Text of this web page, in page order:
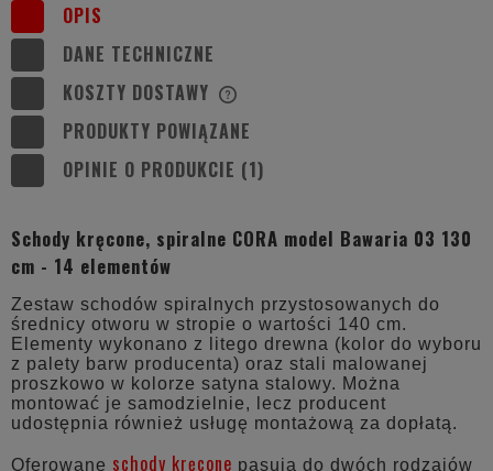
OPIS
DANE TECHNICZNE
KOSZTY DOSTAWY
KOSZTÓW PŁATNOŚCI
PRODUKTY POWIĄZANE
OPINIE O PRODUKCIE (1)
Schody kręcone, spiralne CORA model Bawaria 03 130
cm - 14 elementów
Zestaw schodów spiralnych przystosowanych do
średnicy otworu w stropie o wartości 140 cm.
Elementy wykonano z litego drewna (kolor do wyboru
z palety barw producenta) oraz stali malowanej
proszkowo w kolorze satyna stalowy. Można
montować je samodzielnie, lecz producent
udostępnia również usługę montażową za dopłatą.
Oferowane schody kręcone pasują do dwóch rodzajów